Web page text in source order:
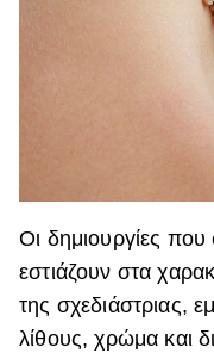
Οι δημιουργίες
εστιάζουν στα
της σχεδιάστριας,
λίθους, χρώμα και